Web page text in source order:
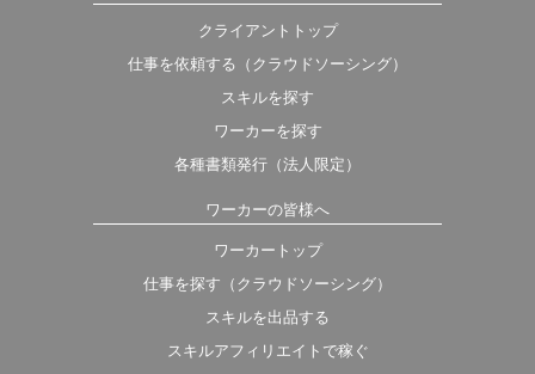
クライアントトップ
仕事を依頼する（クラウドソーシング）
スキルを探す
ワーカーを探す
各種書類発行（法人限定）
ワーカーの皆様へ
ワーカートップ
仕事を探す（クラウドソーシング）
スキルを出品する
スキルアフィリエイトで稼ぐ